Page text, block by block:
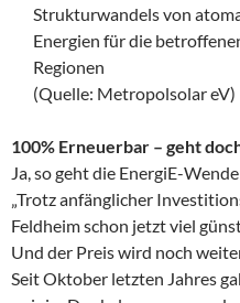
Strukturwandels von
Energien für die
Regionen
(Quelle: Metropolsolar eV)
100% Erneuerbar – geht
Ja, so geht die EnergiE-
„Trotz anfänglicher
Feldheim schon jetzt viel
Und der Preis wird noch
Seit Oktober letzten Jahres